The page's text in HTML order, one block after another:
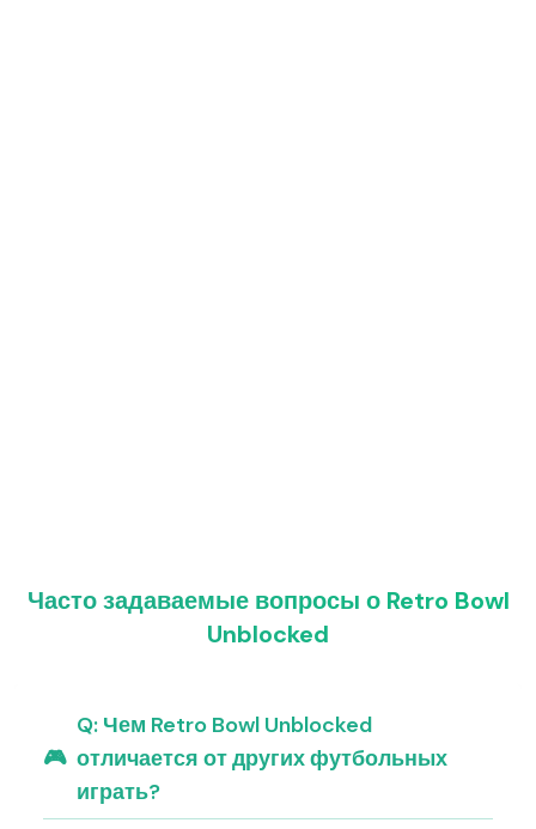
Часто задаваемые вопросы о Retro Bowl
Unblocked
🎮
Q: Чем Retro Bowl Unblocked
отличается от других футбольных
играть?